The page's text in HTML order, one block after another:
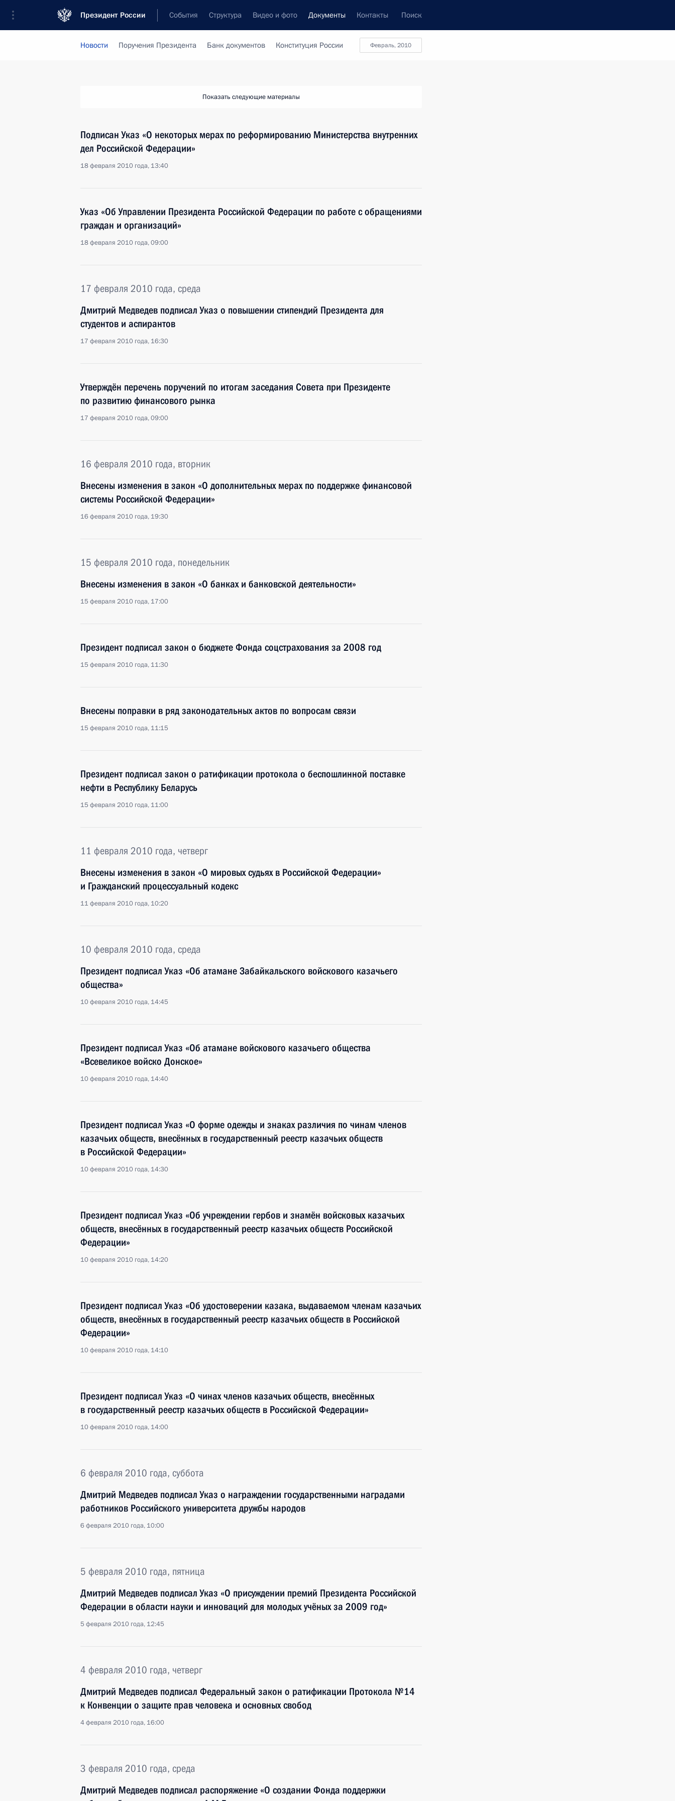
Президент России События Структура Видео и фото Документы Контакты Поиск
февраль, 2010
Новости Поручения Президента Банк документов Конституция России
Показать следующие материалы
Подписан Указ «О некоторых мерах по реформированию Министерства внутренних
дел Российской Федерации»
18 февраля 2010 года, 13:40
Указ «Об Управлении Президента Российской Федерации по работе с обращениями
граждан и организаций»
18 февраля 2010 года, 09:00
17 февраля 2010 года, среда
Дмитрий Медведев подписал Указ о повышении стипендий Президента для
студентов и аспирантов
17 февраля 2010 года, 16:30
Утверждён перечень поручений по итогам заседания Совета при Президенте
по развитию финансового рынка
17 февраля 2010 года, 09:00
16 февраля 2010 года, вторник
Внесены изменения в закон «О дополнительных мерах по поддержке финансовой
системы Российской Федерации»
16 февраля 2010 года, 19:30
15 февраля 2010 года, понедельник
Внесены изменения в закон «О банках и банковской деятельности»
15 февраля 2010 года, 17:00
Президент подписал закон о бюджете Фонда соцстрахования за 2008 год
15 февраля 2010 года, 11:30
Внесены поправки в ряд законодательных актов по вопросам связи
15 февраля 2010 года, 11:15
Президент подписал закон о ратификации протокола о беспошлинной поставке
нефти в Республику Беларусь
15 февраля 2010 года, 11:00
11 февраля 2010 года, четверг
Внесены изменения в закон «О мировых судьях в Российской Федерации»
и Гражданский процессуальный кодекс
11 февраля 2010 года, 10:20
10 февраля 2010 года, среда
Президент подписал Указ «Об атамане Забайкальского войскового казачьего
общества»
10 февраля 2010 года, 14:45
Президент подписал Указ «Об атамане войскового казачьего общества
«Всевеликое войско Донское»
10 февраля 2010 года, 14:40
Президент подписал Указ «О форме одежды и знаках различия по чинам членов
казачьих обществ, внесённых в государственный реестр казачьих обществ
в Российской Федерации»
10 февраля 2010 года, 14:30
Президент подписал Указ «Об учреждении гербов и знамён войсковых казачьих
обществ, внесённых в государственный реестр казачьих обществ Российской
Федерации»
10 февраля 2010 года, 14:20
Президент подписал Указ «Об удостоверении казака, выдаваемом членам казачьих
обществ, внесённых в государственный реестр казачьих обществ в Российской
Федерации»
10 февраля 2010 года, 14:10
Президент подписал Указ «О чинах членов казачьих обществ, внесённых
в государственный реестр казачьих обществ в Российской Федерации»
10 февраля 2010 года, 14:00
6 февраля 2010 года, суббота
Дмитрий Медведев подписал Указ о награждении государственными наградами
работников Российского университета дружбы народов
6 февраля 2010 года, 10:00
5 февраля 2010 года, пятница
Дмитрий Медведев подписал Указ «О присуждении премий Президента Российской
Федерации в области науки и инноваций для молодых учёных за 2009 год»
5 февраля 2010 года, 12:45
4 февраля 2010 года, четверг
Дмитрий Медведев подписал Федеральный закон о ратификации Протокола №14
к Конвенции о защите прав человека и основных свобод
4 февраля 2010 года, 16:00
3 февраля 2010 года, среда
Дмитрий Медведев подписал распоряжение «О создании Фонда поддержки